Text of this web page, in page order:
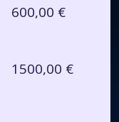
600,00 €
1500,00 €